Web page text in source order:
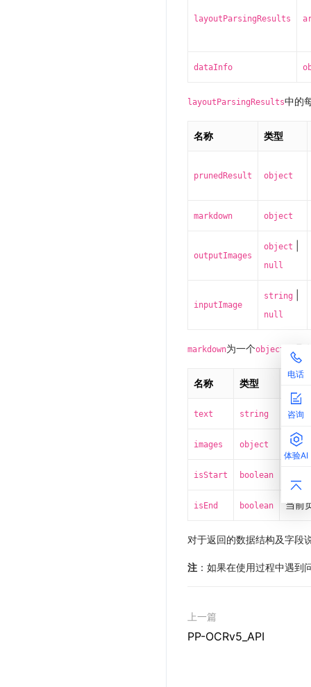
电话
咨询
体验AI
layoutParsingResults
dataInfo
layoutParsingResults中的
名称 类型
prunedResult object
markdown object
outputImages
object
null
inputImage
string
null
markdown为一个object ，具
名称 类型
text string
images object
isStart boolean
isEnd boolean 当前
对于返回的数据结构及字段
注 ：如果在使用过程中遇
上一篇
PP-OCRv5_API